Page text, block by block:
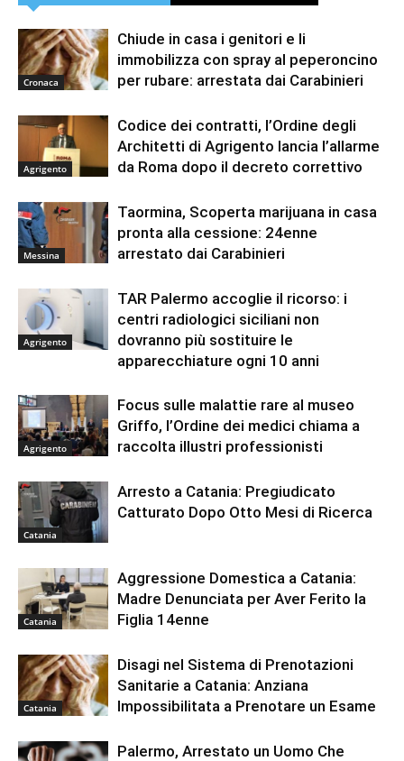
Cronaca
Chiude in casa i genitori e li
immobilizza con spray al peperoncino
per rubare: arrestata dai Carabinieri
Agrigento
Codice dei contratti, l’Ordine degli
Architetti di Agrigento lancia l’allarme
da Roma dopo il decreto correttivo
Messina
Taormina, Scoperta marijuana in casa
pronta alla cessione: 24enne
arrestato dai Carabinieri
Agrigento
TAR Palermo accoglie il ricorso: i
centri radiologici siciliani non
dovranno più sostituire le
apparecchiature ogni 10 anni
Agrigento
Focus sulle malattie rare al museo
Griffo, l’Ordine dei medici chiama a
raccolta illustri professionisti
Catania
Arresto a Catania: Pregiudicato
Catturato Dopo Otto Mesi di Ricerca
Catania
Aggressione Domestica a Catania:
Madre Denunciata per Aver Ferito la
Figlia 14enne
Catania
Disagi nel Sistema di Prenotazioni
Sanitarie a Catania: Anziana
Impossibilitata a Prenotare un Esame
Palermo, Arrestato un Uomo Che